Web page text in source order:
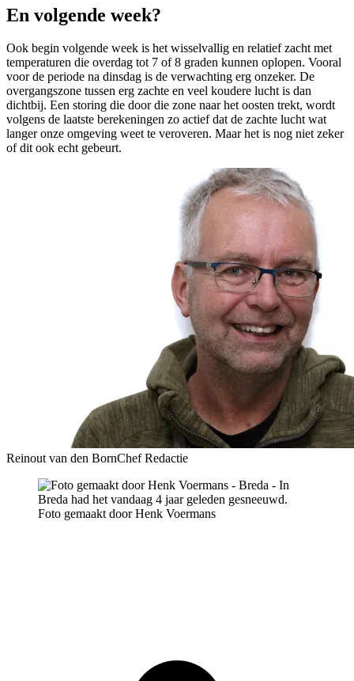
En volgende week?
Ook begin volgende week is het wisselvallig en relatief zacht met
temperaturen die overdag tot 7 of 8 graden kunnen oplopen. Vooral
voor de periode na dinsdag is de verwachting erg onzeker. De
overgangszone tussen erg zachte en veel koudere lucht is dan
dichtbij. Een storing die door die zone naar het oosten trekt, wordt
volgens de laatste berekeningen zo actief dat de zachte lucht wat
langer onze omgeving weet te veroveren. Maar het is nog niet zeker
of dit ook echt gebeurt.
Reinout van den BornChef Redactie
Foto gemaakt door Henk Voermans